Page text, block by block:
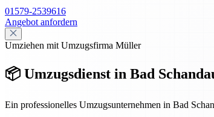
01579-2539616
Angebot anfordern
Umziehen mit Umzugsfirma Müller
📦 Umzugsdienst in Bad
Ein professionelles Umzugsunternehmen in Bad